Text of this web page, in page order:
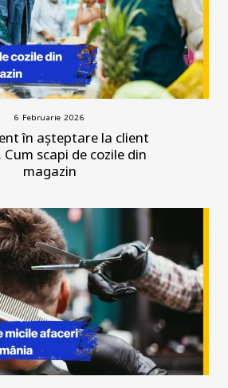
6 Februarie 2026
în așteptare la client
scapi de cozile din
magazin